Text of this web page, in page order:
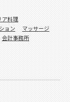
ア料理
ョン
マッサージ
会計事務所